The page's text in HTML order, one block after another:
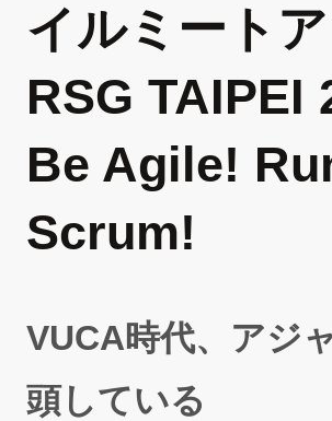
イルミート
RSG TAIPEI
Be Agile!
Scrum!
VUCA時代、アジ
頭している